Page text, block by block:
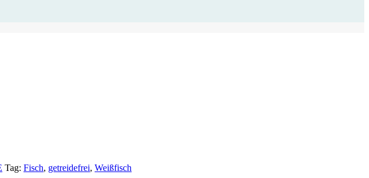
Tag: Fisch, getreidefrei, Weißfisch